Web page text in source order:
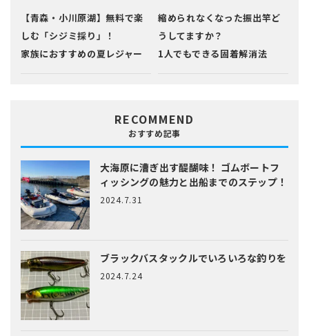
【青森・小川原湖】無料で楽
しむ「シジミ採り」！
家族におすすめの夏レジャー
縮められなくなった振出竿ど
うしてますか？
1人でもできる固着解消法
RECOMMEND
おすすめ記事
大海原に漕ぎ出す醍醐味！ ゴムボートフ
ィッシングの魅力と出船までのステップ！
2024.7.31
ブラックバスタックルでいろいろな釣りを
2024.7.24